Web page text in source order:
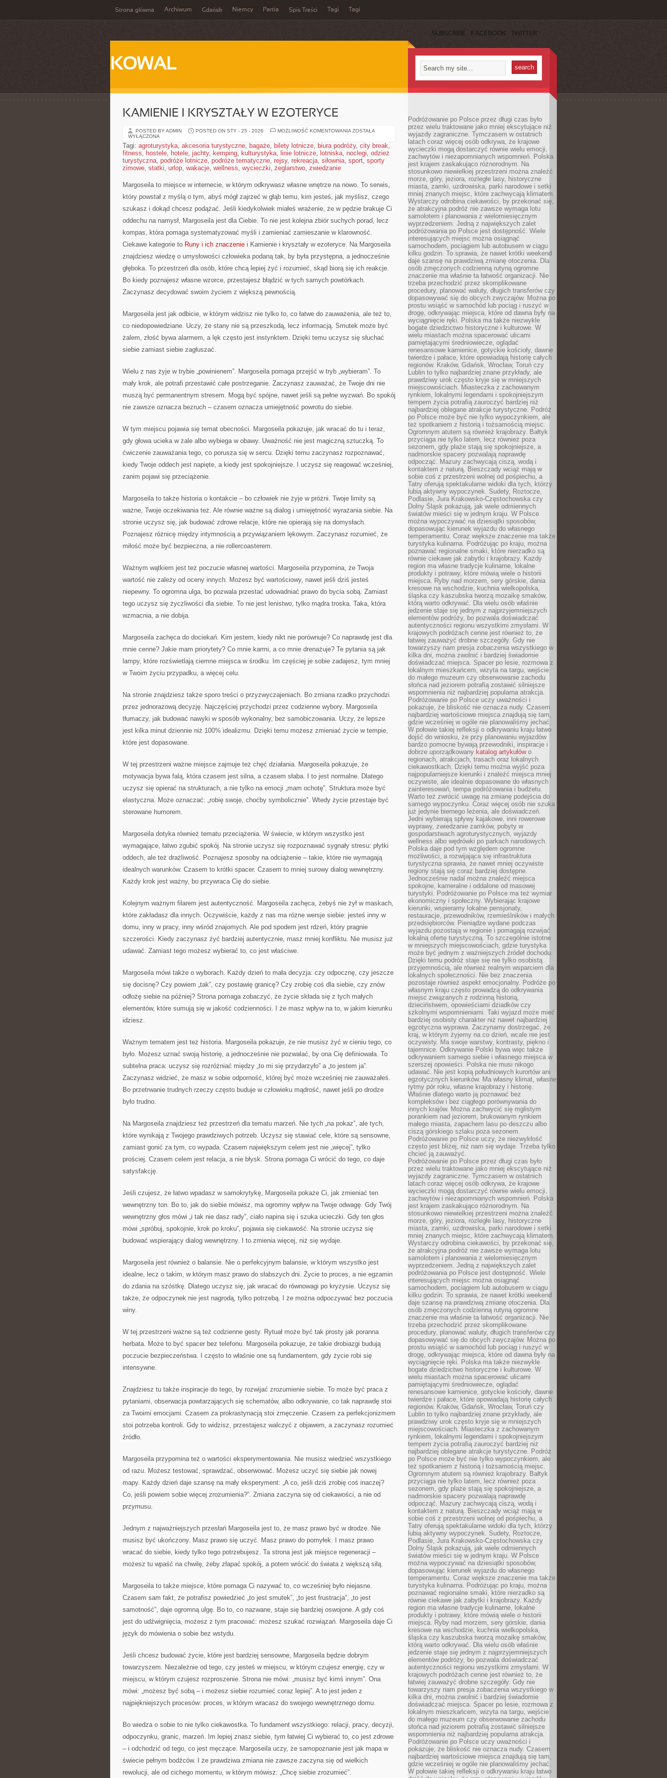
Strona główna Archiwum Gdańsk Niemcy Partia Spis Treści Tagi Tagi
SUBSCRIBE FACEBOOK TWITTER
KOWAL
KAMIENIE I KRYSZTAŁY W EZOTERYCE
POSTED BY ADMIN POSTED ON STY - 25 - 2026 MOŻLIWOŚĆ KOMENTOWANIA KAMIENIE
W
EZOTERYCE
ZOSTAŁA
WYŁĄCZONA
Tagi: agroturystyka, akcesoria turystyczne, bagaże, bilety lotnicze, biura podróży, city break,
fitness, hostele, hotele, jachty, kemping, kulturystyka, linie lotnicze, lotniska, noclegi, odzież
turystyczna, podróże lotnicze, podróże tematyczne, rejsy, rekreacja, siłownia, sport, sporty
zimowe, statki, urlop, wakacje, wellness, wycieczki, żeglarstwo, zwiedzanie
Margoseila to miejsce w internecie, w którym odkrywasz własne wnętrze na nowo. To serwis,
który powstał z myślą o tym, abyś mógł zajrzeć w głąb temu, kim jesteś, jak myślisz, czego
szukasz i dokąd chcesz podążać. Jeśli kiedykolwiek miałeś wrażenie, że w pędzie brakuje Ci
oddechu na namysł, Margoseila jest dla Ciebie. To nie jest kolejna zbiór suchych porad, lecz
kompas, która pomaga systematyzować myśli i zamieniać zamieszanie w klarowność.
Ciekawe kategorie to Runy i ich znaczenie i Kamienie i kryształy w ezoteryce. Na Margoseila
znajdziesz wiedzę o umysłowości człowieka podaną tak, by była przystępna, a jednocześnie
głęboka. To przestrzeń dla osób, które chcą lepiej żyć i rozumieć, skąd biorą się ich reakcje.
Bo kiedy poznajesz własne wzorce, przestajesz błądzić w tych samych powtórkach.
Zaczynasz decydować swoim życiem z większą pewnością.
Margoseila jest jak odbicie, w którym widzisz nie tylko to, co łatwe do zauważenia, ale też to,
co niedopowiedziane. Uczy, że stany nie są przeszkodą, lecz informacją. Smutek może być
żalem, złość bywa alarmem, a lęk często jest instynktem. Dzięki temu uczysz się słuchać
siebie zamiast siebie zagłuszać.
Wielu z nas żyje w trybie „powinienem”. Margoseila pomaga przejść w tryb „wybieram”. To
mały krok, ale potrafi przestawić całe postrzeganie. Zaczynasz zauważać, że Twoje dni nie
muszą być permanentnym stresem. Mogą być spójne, nawet jeśli są pełne wyzwań. Bo spokój
nie zawsze oznacza bezruch – czasem oznacza umiejętność powrotu do siebie.
W tym miejscu pojawia się temat obecności. Margoseila pokazuje, jak wracać do tu i teraz,
gdy głowa ucieka w żale albo wybiega w obawy. Uważność nie jest magiczną sztuczką. To
ćwiczenie zauważania tego, co porusza się w sercu. Dzięki temu zaczynasz rozpoznawać,
kiedy Twoje oddech jest napięte, a kiedy jest spokojniejsze. I uczysz się reagować wcześniej,
zanim pojawi się przeciążenie.
Margoseila to także historia o kontakcie – bo człowiek nie żyje w próżni. Twoje limity są
ważne, Twoje oczekiwania też. Ale równie ważne są dialog i umiejętność wyrażania siebie. Na
stronie uczysz się, jak budować zdrowe relacje, które nie opierają się na domysłach.
Poznajesz różnicę między intymnością a przywiązaniem lękowym. Zaczynasz rozumieć, że
miłość może być bezpieczna, a nie rollercoasterem.
Ważnym wątkiem jest też poczucie własnej wartości. Margoseila przypomina, że Twoja
wartość nie zależy od oceny innych. Możesz być wartościowy, nawet jeśli dziś jesteś
niepewny. To ogromna ulga, bo pozwala przestać udowadniać prawo do bycia sobą. Zamiast
tego uczysz się życzliwości dla siebie. To nie jest lenistwo, tylko mądra troska. Taka, która
wzmacnia, a nie dobija.
Margoseila zachęca do dociekań. Kim jestem, kiedy nikt nie porównuje? Co naprawdę jest dla
mnie cenne? Jakie mam priorytety? Co mnie karmi, a co mnie drenażuje? Te pytania są jak
lampy, które rozświetlają ciemne miejsca w środku. Im częściej je sobie zadajesz, tym mniej
w Twoim życiu przypadku, a więcej celu.
Na stronie znajdziesz także sporo treści o przyzwyczajeniach. Bo zmiana rzadko przychodzi
przez jednorazową decyzję. Najczęściej przychodzi przez codzienne wybory. Margoseila
tłumaczy, jak budować nawyki w sposób wykonalny, bez samobiczowania. Uczy, że lepsze
jest kilka minut dziennie niż 100% idealizmu. Dzięki temu możesz zmieniać życie w tempie,
które jest dopasowane.
W tej przestrzeni ważne miejsce zajmuje też chęć działania. Margoseila pokazuje, że
motywacja bywa falą, która czasem jest silna, a czasem słaba. I to jest normalne. Dlatego
uczysz się opierać na strukturach, a nie tylko na emocji „mam ochotę”. Struktura może być
elastyczna. Może oznaczać: „robię swoje, choćby symbolicznie”. Wtedy życie przestaje być
sterowane humorem.
Margoseila dotyka również tematu przeciążenia. W świecie, w którym wszystko jest
wymagające, łatwo zgubić spokój. Na stronie uczysz się rozpoznawać sygnały stresu: płytki
oddech, ale też drażliwość. Poznajesz sposoby na odciążenie – takie, które nie wymagają
idealnych warunków. Czasem to krótki spacer. Czasem to mniej surowy dialog wewnętrzny.
Każdy krok jest ważny, bo przywraca Cię do siebie.
Kolejnym ważnym filarem jest autentyczność. Margoseila zachęca, żebyś nie żył w maskach,
które zakładasz dla innych. Oczywiście, każdy z nas ma różne wersje siebie: jesteś inny w
domu, inny w pracy, inny wśród znajomych. Ale pod spodem jest rdzeń, który pragnie
szczerości. Kiedy zaczynasz żyć bardziej autentycznie, masz mniej konfliktu. Nie musisz już
udawać. Zamiast tego możesz wybierać to, co jest właściwe.
Margoseila mówi także o wyborach. Każdy dzień to mała decyzja: czy odpocznę, czy jeszcze
się docisnę? Czy powiem „tak”, czy postawię granicę? Czy zrobię coś dla siebie, czy znów
odłożę siebie na później? Strona pomaga zobaczyć, że życie składa się z tych małych
elementów, które sumują się w jakość codzienności. I że masz wpływ na to, w jakim kierunku
idziesz.
Ważnym tematem jest też historia. Margoseila pokazuje, że nie musisz żyć w cieniu tego, co
było. Możesz uznać swoją historię, a jednocześnie nie pozwalać, by ona Cię definiowała. To
subtelna praca: uczysz się rozróżniać między „to mi się przydarzyło” a „to jestem ja”.
Zaczynasz widzieć, że masz w sobie odporność, której być może wcześniej nie zauważałeś.
Bo przetrwanie trudnych rzeczy często buduje w człowieku mądrość, nawet jeśli po drodze
było trudno.
Na Margoseila znajdziesz też przestrzeń dla tematu marzeń. Nie tych „na pokaz”, ale tych,
które wynikają z Twojego prawdziwych potrzeb. Uczysz się stawiać cele, które są sensowne,
zamiast gonić za tym, co wypada. Czasem największym celem jest nie „więcej”, tylko
prościej. Czasem celem jest relacja, a nie błysk. Strona pomaga Ci wrócić do tego, co daje
satysfakcję.
Jeśli czujesz, że łatwo wpadasz w samokrytykę, Margoseila pokaże Ci, jak zmieniać ten
wewnętrzny ton. Bo to, jak do siebie mówisz, ma ogromny wpływ na Twoje odwagę. Gdy Twój
wewnętrzny głos mówi „i tak nie dasz rady”, ciało napina się i szuka ucieczki. Gdy ten głos
mówi „spróbuj, spokojnie, krok po kroku”, pojawia się ciekawość. Na stronie uczysz się
budować wspierający dialog wewnętrzny. I to zmienia więcej, niż się wydaje.
Margoseila jest również o balansie. Nie o perfekcyjnym balansie, w którym wszystko jest
idealne, lecz o takim, w którym masz prawo do słabszych dni. Życie to proces, a nie egzamin
do zdania na szóstkę. Dlatego uczysz się, jak wracać do równowagi po kryzysie. Uczysz się
także, że odpoczynek nie jest nagrodą, tylko potrzebą. I że można odpoczywać bez poczucia
winy.
W tej przestrzeni ważne są też codzienne gesty. Rytuał może być tak prosty jak poranna
herbata. Może to być spacer bez telefonu. Margoseila pokazuje, że takie drobiazgi budują
poczucie bezpieczeństwa. I często to właśnie one są fundamentem, gdy życie robi się
intensywne.
Znajdziesz tu także inspiracje do tego, by rozwijać zrozumienie siebie. To może być praca z
pytaniami, obserwacja powtarzających się schematów, albo odkrywanie, co tak naprawdę stoi
za Twoimi emocjami. Czasem za prokrastynacją stoi zmęczenie. Czasem za perfekcjonizmem
stoi potrzeba kontroli. Gdy to widzisz, przestajesz walczyć z objawem, a zaczynasz rozumieć
źródło.
Margoseila przypomina też o wartości eksperymentowania. Nie musisz wiedzieć wszystkiego
od razu. Możesz testować, sprawdzać, obserwować. Możesz uczyć się siebie jak nowej
mapy. Każdy dzień daje szansę na mały eksperyment: „A co, jeśli dziś zrobię coś inaczej?
Co, jeśli powiem sobie więcej zrozumienia?”. Zmiana zaczyna się od ciekawości, a nie od
przymusu.
Jednym z najważniejszych przesłań Margoseila jest to, że masz prawo być w drodze. Nie
musisz być ukończony. Masz prawo się uczyć. Masz prawo do pomyłek. I masz prawo
wracać do siebie, kiedy tylko tego potrzebujesz. Ta strona jest jak miejsce regeneracji –
możesz tu wpaść na chwilę, żeby złapać spokój, a potem wrócić do świata z większą siłą.
Margoseila to także miejsce, które pomaga Ci nazywać to, co wcześniej było niejasne.
Czasem sam fakt, że potrafisz powiedzieć „to jest smutek”, „to jest frustracja”, „to jest
samotność”, daje ogromną ulgę. Bo to, co nazwane, staje się bardziej oswojone. A gdy coś
jest do udźwignięcia, możesz z tym pracować: możesz szukać rozwiązań. Margoseila daje Ci
język do mówienia o sobie bez wstydu.
Jeśli chcesz budować życie, które jest bardziej sensowne, Margoseila będzie dobrym
towarzyszem. Niezależnie od tego, czy jesteś w miejscu, w którym czujesz energię, czy w
miejscu, w którym czujesz rozproszenie. Strona nie mówi: „musisz być kimś innym”. Ona
mówi: „możesz być sobą – i możesz siebie rozumieć coraz lepiej”. A to jest jeden z
najpiękniejszych procesów: proces, w którym wracasz do swojego wewnętrznego domu.
Bo wiedza o sobie to nie tylko ciekawostka. To fundament wszystkiego: relacji, pracy, decyzji,
odpoczynku, granic, marzeń. Im lepiej znasz siebie, tym łatwiej Ci wybierać to, co jest zdrowe
– i odchodzić od tego, co jest męczące. Margoseila uczy, że samopoznanie jest jak mapa w
świecie pełnym bodźców. I że prawdziwa zmiana nie zawsze zaczyna się od wielkich
rewolucji, ale od cichego momentu, w którym mówisz: „Chcę siebie zrozumieć”.
Podróżowanie po Polsce przez długi czas było
przez wielu traktowane jako mniej ekscytujące niż
wyjazdy zagraniczne. Tymczasem w ostatnich
latach coraz więcej osób odkrywa, że krajowe
wycieczki mogą dostarczyć równie wielu emocji,
zachwytów i niezapomnianych wspomnień. Polska
jest krajem zaskakująco różnorodnym. Na
stosunkowo niewielkiej przestrzeni można znaleźć
morze, góry, jeziora, rozległe lasy, historyczne
miasta, zamki, uzdrowiska, parki narodowe i setki
mniej znanych miejsc, które zachwycają klimatem.
Wystarczy odrobina ciekawości, by przekonać się,
że atrakcyjna podróż nie zawsze wymaga lotu
samolotem i planowania z wielomiesięcznym
wyprzedzeniem. Jedną z największych zalet
podróżowania po Polsce jest dostępność. Wiele
interesujących miejsc można osiągnąć
samochodem, pociągiem lub autobusem w ciągu
kilku godzin. To sprawia, że nawet krótki weekend
daje szansę na prawdziwą zmianę otoczenia. Dla
osób zmęczonych codzienną rutyną ogromne
znaczenie ma właśnie ta łatwość organizacji. Nie
trzeba przechodzić przez skomplikowane
procedury, planować waluty, długich transferów czy
dopasowywać się do obcych zwyczajów. Można po
prostu wsiąść w samochód lub pociąg i ruszyć w
drogę, odkrywając miejsca, które od dawna były na
wyciągnięcie ręki. Polska ma także niezwykle
bogate dziedzictwo historyczne i kulturowe. W
wielu miastach można spacerować ulicami
pamiętającymi średniowiecze, oglądać
renesansowe kamienice, gotyckie kościoły, dawne
twierdze i pałace, które opowiadają historię całych
regionów. Kraków, Gdańsk, Wrocław, Toruń czy
Lublin to tylko najbardziej znane przykłady, ale
prawdziwy urok często kryje się w mniejszych
miejscowościach. Miasteczka z zachowanym
rynkiem, lokalnymi legendami i spokojniejszym
tempem życia potrafią zauroczyć bardziej niż
najbardziej oblegane atrakcje turystyczne. Podróż
po Polsce może być nie tylko wypoczynkiem, ale
też spotkaniem z historią i tożsamością miejsc.
Ogromnym atutem są również krajobrazy. Bałtyk
przyciąga nie tylko latem, lecz również poza
sezonem, gdy plaże stają się spokojniejsze, a
nadmorskie spacery pozwalają naprawdę
odpocząć. Mazury zachwycają ciszą, wodą i
kontaktem z naturą. Bieszczady wciąż mają w
sobie coś z przestrzeni wolnej od pośpiechu, a
Tatry oferują spektakularne widoki dla tych, którzy
lubią aktywny wypoczynek. Sudety, Roztocze,
Podlasie, Jura Krakowsko-Częstochowska czy
Dolny Śląsk pokazują, jak wiele odmiennych
światów mieści się w jednym kraju. W Polsce
można wypoczywać na dziesiątki sposobów,
dopasowując kierunek wyjazdu do własnego
temperamentu. Coraz większe znaczenie ma także
turystyka kulinarna. Podróżując po kraju, można
poznawać regionalne smaki, które nierzadko są
równie ciekawe jak zabytki i krajobrazy. Każdy
region ma własne tradycje kulinarne, lokalne
produkty i potrawy, które mówią wiele o historii
miejsca. Ryby nad morzem, sery górskie, dania
kresowe na wschodzie, kuchnia wielkopolska,
śląska czy kaszubska tworzą mozaikę smaków,
którą warto odkrywać. Dla wielu osób właśnie
jedzenie staje się jednym z najprzyjemniejszych
elementów podróży, bo pozwala doświadczać
autentyczności regionu wszystkimi zmysłami. W
krajowych podróżach cenne jest również to, że
łatwiej zauważyć drobne szczegóły. Gdy nie
towarzyszy nam presja zobaczenia wszystkiego w
kilka dni, można zwolnić i bardziej świadomie
doświadczać miejsca. Spacer po lesie, rozmowa z
lokalnym mieszkańcem, wizyta na targu, wejście
do małego muzeum czy obserwowanie zachodu
słońca nad jeziorem potrafią zostawić silniejsze
wspomnienia niż najbardziej popularna atrakcja.
Podróżowanie po Polsce uczy uważności i
pokazuje, że bliskość nie oznacza nudy. Czasem
najbardziej wartościowe miejsca znajdują się tam,
gdzie wcześniej w ogóle nie planowaliśmy jechać.
W połowie takiej refleksji o odkrywaniu kraju łatwo
dojść do wniosku, że przy planowaniu wyjazdów
bardzo pomocne bywają przewodniki, inspiracje i
dobrze uporządkowany katalog artykułówo
regionach, atrakcjach, trasach oraz lokalnych
ciekawostkach. Dzięki temu można wyjść poza
najpopularniejsze kierunki i znaleźć miejsca mniej
oczywiste, ale idealnie dopasowane do własnych
zainteresowań, tempa podróżowania i budżetu.
Warto też zwrócić uwagę na zmianę podejścia do
samego wypoczynku. Coraz więcej osób nie szuka
już jedynie biernego leżenia, ale doświadczeń.
Jedni wybierają spływy kajakowe, inni rowerowe
wyprawy, zwiedzanie zamków, pobyty w
gospodarstwach agroturystycznych, wyjazdy
wellness albo wędrówki po parkach narodowych.
Polska daje pod tym względem ogromne
możliwości, a rozwijająca się infrastruktura
turystyczna sprawia, że nawet mniej oczywiste
regiony stają się coraz bardziej dostępne.
Jednocześnie nadal można znaleźć miejsca
spokojne, kameralne i oddalone od masowej
turystyki. Podróżowanie po Polsce ma też wymiar
ekonomiczny i społeczny. Wybierając krajowe
kierunki, wspieramy lokalne pensjonaty,
restauracje, przewodników, rzemieślników i małych
przedsiębiorców. Pieniądze wydane podczas
wyjazdu pozostają w regionie i pomagają rozwijać
lokalną ofertę turystyczną. To szczególnie istotne
w mniejszych miejscowościach, gdzie turystyka
może być jednym z ważniejszych źródeł dochodu.
Dzięki temu podróż staje się nie tylko osobistą
przyjemnością, ale również realnym wsparciem dla
lokalnych społeczności. Nie bez znaczenia
pozostaje również aspekt emocjonalny. Podróże po
własnym kraju często prowadzą do odkrywania
miejsc związanych z rodzinną historią,
dzieciństwem, opowieściami dziadków czy
szkolnymi wspomnieniami. Taki wyjazd może mieć
bardziej osobisty charakter niż nawet najbardziej
egzotyczna wyprawa. Zaczynamy dostrzegać, że
kraj, w którym żyjemy na co dzień, wcale nie jest
oczywisty. Ma swoje warstwy, kontrasty, piękno i
tajemnice. Odkrywanie Polski bywa więc także
odkrywaniem samego siebie i własnego miejsca w
szerszej opowieści. Polska nie musi nikogo
udawać. Nie jest kopią południowych kurortów ani
egzotycznych kierunków. Ma własny klimat, własne
rytmy pór roku, własne krajobrazy i historię.
Właśnie dlatego warto ją poznawać bez
kompleksów i bez ciągłego porównywania do
innych krajów. Można zachwycić się mglistym
porankiem nad jeziorem, brukowanym rynkiem
małego miasta, zapachem lasu po deszczu albo
ciszą górskiego szlaku poza sezonem.
Podróżowanie po Polsce uczy, że niezwykłość
często jest bliżej, niż nam się wydaje. Trzeba tylko
chcieć ją zauważyć.
Podróżowanie po Polsce przez długi czas było
przez wielu traktowane jako mniej ekscytujące niż
wyjazdy zagraniczne. Tymczasem w ostatnich
latach coraz więcej osób odkrywa, że krajowe
wycieczki mogą dostarczyć równie wielu emocji,
zachwytów i niezapomnianych wspomnień. Polska
jest krajem zaskakująco różnorodnym. Na
stosunkowo niewielkiej przestrzeni można znaleźć
morze, góry, jeziora, rozległe lasy, historyczne
miasta, zamki, uzdrowiska, parki narodowe i setki
mniej znanych miejsc, które zachwycają klimatem.
Wystarczy odrobina ciekawości, by przekonać się,
że atrakcyjna podróż nie zawsze wymaga lotu
samolotem i planowania z wielomiesięcznym
wyprzedzeniem. Jedną z największych zalet
podróżowania po Polsce jest dostępność. Wiele
interesujących miejsc można osiągnąć
samochodem, pociągiem lub autobusem w ciągu
kilku godzin. To sprawia, że nawet krótki weekend
daje szansę na prawdziwą zmianę otoczenia. Dla
osób zmęczonych codzienną rutyną ogromne
znaczenie ma właśnie ta łatwość organizacji. Nie
trzeba przechodzić przez skomplikowane
procedury, planować waluty, długich transferów czy
dopasowywać się do obcych zwyczajów. Można po
prostu wsiąść w samochód lub pociąg i ruszyć w
drogę, odkrywając miejsca, które od dawna były na
wyciągnięcie ręki. Polska ma także niezwykle
bogate dziedzictwo historyczne i kulturowe. W
wielu miastach można spacerować ulicami
pamiętającymi średniowiecze, oglądać
renesansowe kamienice, gotyckie kościoły, dawne
twierdze i pałace, które opowiadają historię całych
regionów. Kraków, Gdańsk, Wrocław, Toruń czy
Lublin to tylko najbardziej znane przykłady, ale
prawdziwy urok często kryje się w mniejszych
miejscowościach. Miasteczka z zachowanym
rynkiem, lokalnymi legendami i spokojniejszym
tempem życia potrafią zauroczyć bardziej niż
najbardziej oblegane atrakcje turystyczne. Podróż
po Polsce może być nie tylko wypoczynkiem, ale
też spotkaniem z historią i tożsamością miejsc.
Ogromnym atutem są również krajobrazy. Bałtyk
przyciąga nie tylko latem, lecz również poza
sezonem, gdy plaże stają się spokojniejsze, a
nadmorskie spacery pozwalają naprawdę
odpocząć. Mazury zachwycają ciszą, wodą i
kontaktem z naturą. Bieszczady wciąż mają w
sobie coś z przestrzeni wolnej od pośpiechu, a
Tatry oferują spektakularne widoki dla tych, którzy
lubią aktywny wypoczynek. Sudety, Roztocze,
Podlasie, Jura Krakowsko-Częstochowska czy
Dolny Śląsk pokazują, jak wiele odmiennych
światów mieści się w jednym kraju. W Polsce
można wypoczywać na dziesiątki sposobów,
dopasowując kierunek wyjazdu do własnego
temperamentu. Coraz większe znaczenie ma także
turystyka kulinarna. Podróżując po kraju, można
poznawać regionalne smaki, które nierzadko są
równie ciekawe jak zabytki i krajobrazy. Każdy
region ma własne tradycje kulinarne, lokalne
produkty i potrawy, które mówią wiele o historii
miejsca. Ryby nad morzem, sery górskie, dania
kresowe na wschodzie, kuchnia wielkopolska,
śląska czy kaszubska tworzą mozaikę smaków,
którą warto odkrywać. Dla wielu osób właśnie
jedzenie staje się jednym z najprzyjemniejszych
elementów podróży, bo pozwala doświadczać
autentyczności regionu wszystkimi zmysłami. W
krajowych podróżach cenne jest również to, że
łatwiej zauważyć drobne szczegóły. Gdy nie
towarzyszy nam presja zobaczenia wszystkiego w
kilka dni, można zwolnić i bardziej świadomie
doświadczać miejsca. Spacer po lesie, rozmowa z
lokalnym mieszkańcem, wizyta na targu, wejście
do małego muzeum czy obserwowanie zachodu
słońca nad jeziorem potrafią zostawić silniejsze
wspomnienia niż najbardziej popularna atrakcja.
Podróżowanie po Polsce uczy uważności i
pokazuje, że bliskość nie oznacza nudy. Czasem
najbardziej wartościowe miejsca znajdują się tam,
gdzie wcześniej w ogóle nie planowaliśmy jechać.
W połowie takiej refleksji o odkrywaniu kraju łatwo